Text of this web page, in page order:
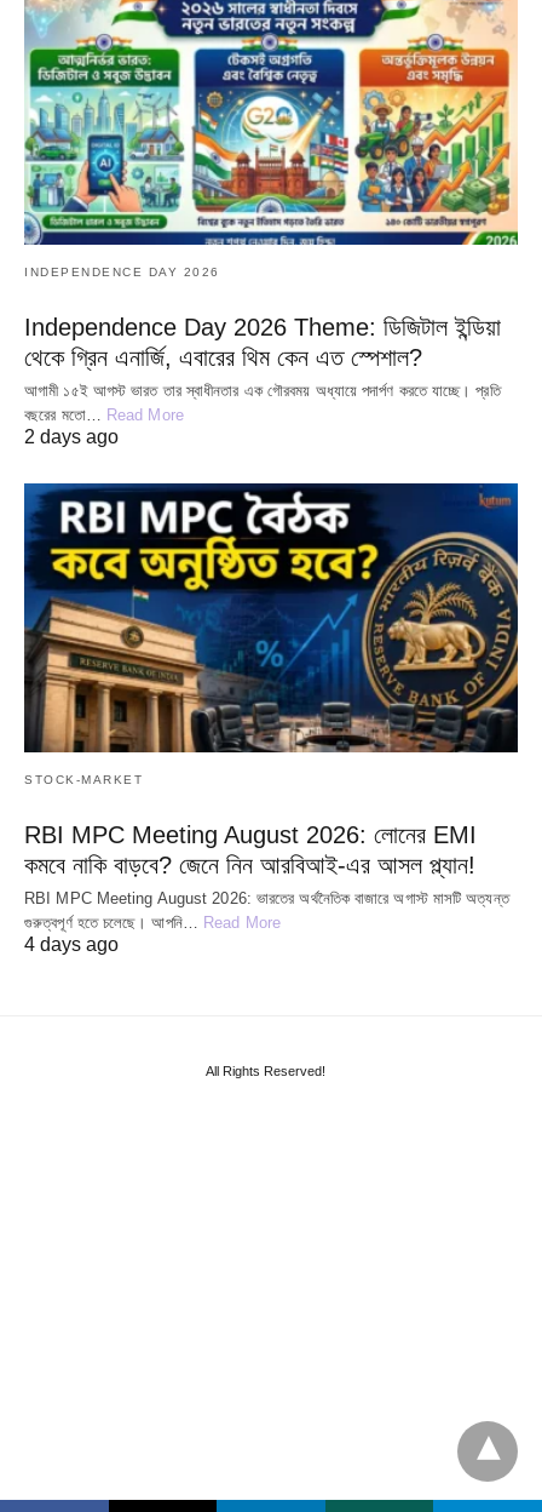
INDEPENDENCE DAY 2026
Independence Day 2026 Theme: ডিজিটাল ইন্ডিয়া
থেকে গ্রিন এনার্জি, এবারের থিম কেন এত স্পেশাল?
আগামী ১৫ই আগস্ট ভারত তার স্বাধীনতার এক গৌরবময় অধ্যায়ে পদার্পণ করতে যাচ্ছে। প্রতি
বছরের মতো… Read More
2 days ago
STOCK-MARKET
RBI MPC Meeting August 2026: লোনের EMI
কমবে নাকি বাড়বে? জেনে নিন আরবিআই-এর আসল প্ল্যান!
RBI MPC Meeting August 2026: ভারতের অর্থনৈতিক বাজারে অগাস্ট মাসটি অত্যন্ত
গুরুত্বপূর্ণ হতে চলেছে। আপনি… Read More
4 days ago
All Rights Reserved!